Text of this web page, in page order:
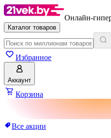
Онлайн-
Каталог товаров
Избранное
Аккаунт
Корзина
Все акции